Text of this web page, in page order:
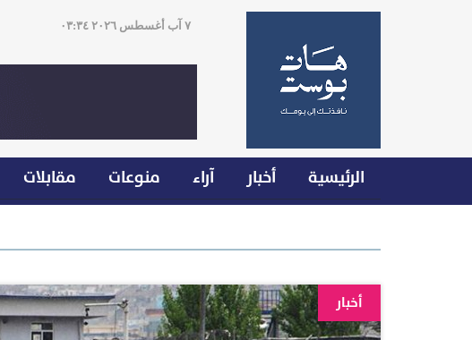
٧ آب أغسطس ٢٠٢٦ ٠٣:٣٤
الرئيسية أخبار آراء منوعات مقابلات
أخبار